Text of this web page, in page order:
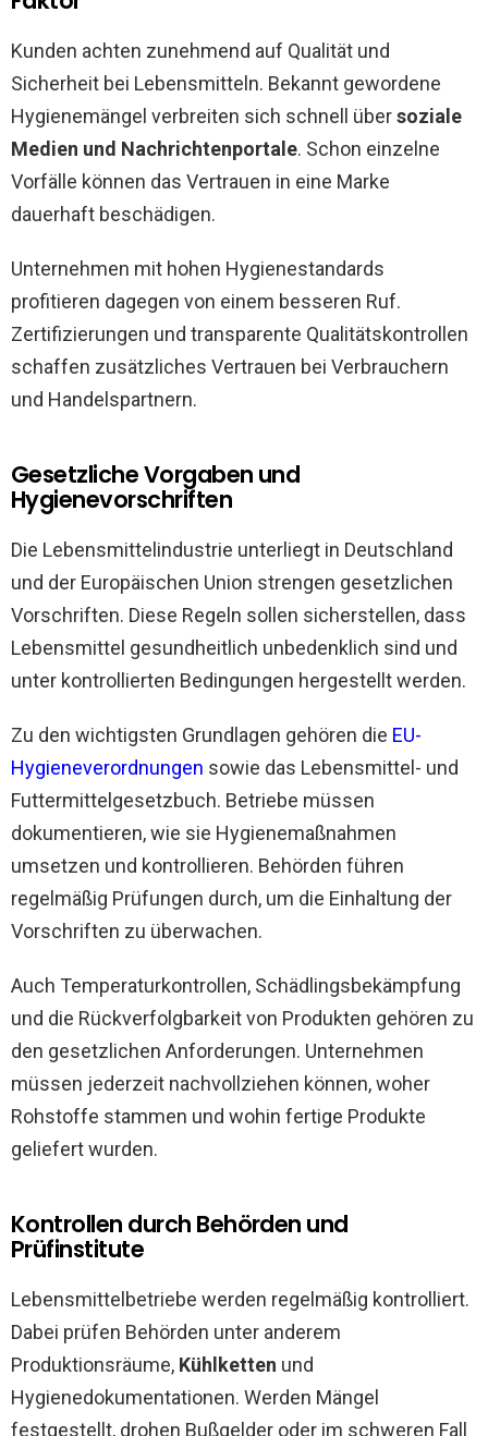
Kunden achten zunehmend auf Qualität und
Sicherheit bei Lebensmitteln. Bekannt gewordene
Hygienemängel verbreiten sich schnell übersoziale
Medien und Nachrichtenportale. Schon einzelne
Vorfälle können das Vertrauen in eine Marke
dauerhaft beschädigen.
Unternehmen mit hohen Hygienestandards
profitieren dagegen von einem besseren Ruf.
Zertifizierungen und transparente Qualitätskontrollen
schaffen zusätzliches Vertrauen bei Verbrauchern
und Handelspartnern.
Gesetzliche Vorgaben und
Hygienevorschriften
Die Lebensmittelindustrie unterliegt in Deutschland
und der Europäischen Union strengen gesetzlichen
Vorschriften. Diese Regeln sollen sicherstellen, dass
Lebensmittel gesundheitlich unbedenklich sind und
unter kontrollierten Bedingungen hergestellt werden.
Zu den wichtigsten Grundlagen gehören die EU-
Hygieneverordnungen sowie das Lebensmittel- und
Futtermittelgesetzbuch. Betriebe müssen
dokumentieren, wie sie Hygienemaßnahmen
umsetzen und kontrollieren. Behörden führen
regelmäßig Prüfungen durch, um die Einhaltung der
Vorschriften zu überwachen.
Auch Temperaturkontrollen, Schädlingsbekämpfung
und die Rückverfolgbarkeit von Produkten gehören zu
den gesetzlichen Anforderungen. Unternehmen
müssen jederzeit nachvollziehen können, woher
Rohstoffe stammen und wohin fertige Produkte
geliefert wurden.
Kontrollen durch Behörden und
Prüfinstitute
Lebensmittelbetriebe werden regelmäßig kontrolliert.
Dabei prüfen Behörden unter anderem
Produktionsräume, Kühlketten und
Hygienedokumentationen. Werden Mängel
festgestellt, drohen Bußgelder oder im schweren Fall